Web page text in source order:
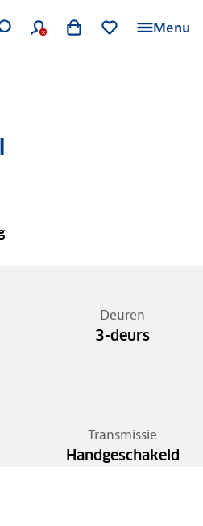
Menu
Deuren
3-deurs
Transmissie
Handgeschakeld